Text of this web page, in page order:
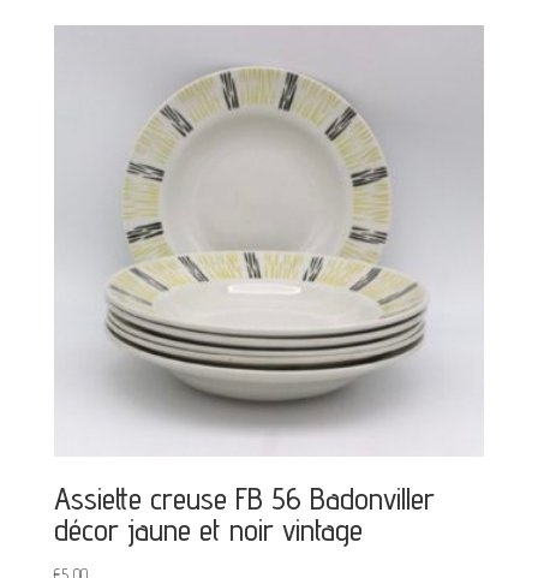
Assiette creuse FB 56 Badonviller
décor jaune et noir vintage